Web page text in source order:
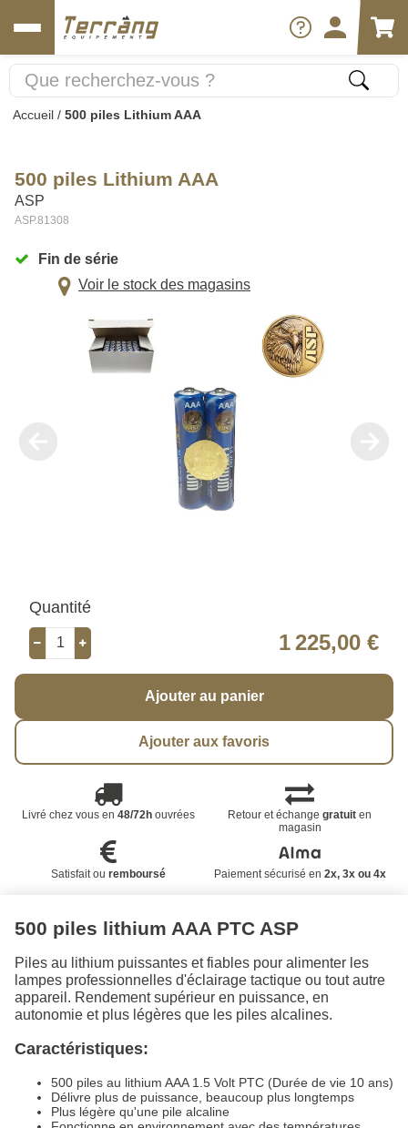
Accueil / 500 piles Lithium AAA
500 piles Lithium AAA
ASP
ASP.81308
Fin de série
Voir le stock des magasins
Quantité
1 225,00 €
Ajouter au panier
Ajouter aux favoris
Livré chez vous en 48/72houvrées Retour et échangegratuit en
magasin
Satisfait ou remboursé Paiement sécurisé en 2x, 3x ou 4x
500 piles lithium AAA PTC ASP
Piles au lithium puissantes et fiables pour alimenter les
lampes professionnelles d'éclairage tactique ou tout autre
appareil. Rendement supérieur en puissance, en
autonomie et plus légères que les piles alcalines.
Caractéristiques:
500 piles au lithium AAA 1.5 Volt PTC (Durée de vie 10 ans)
Délivre plus de puissance, beaucoup plus longtemps
Plus légère qu'une pile alcaline